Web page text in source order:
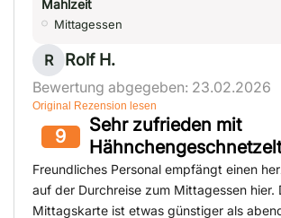
Mahlzeit
Mittagessen
R Rolf H.
Bewertung abgegeben: 23.02.2026
Original Rezension lesen
9
Sehr zufrieden mit
Freundliches Personal empfängt einen
auf der Durchreise zum Mittagessen hier.
Mittagskarte ist etwas günstiger als